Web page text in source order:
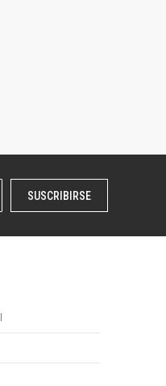
SUSCRIBIRSE